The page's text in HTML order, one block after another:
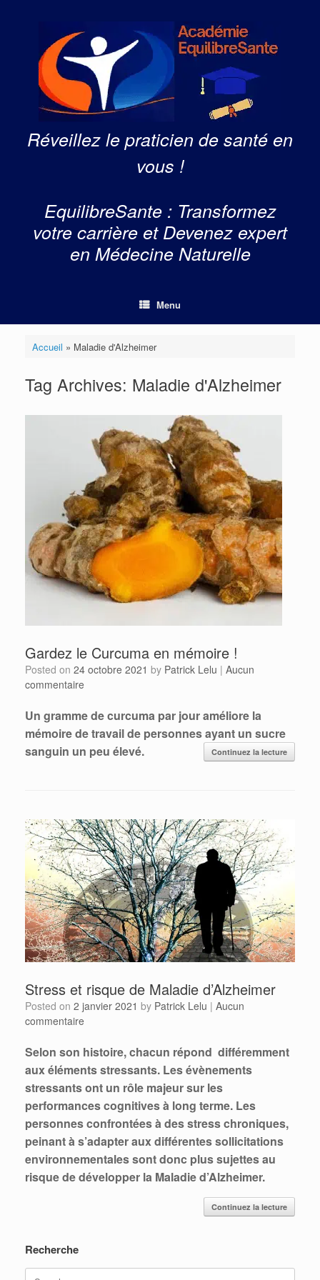
Réveillez le praticien de santé en
vous !
EquilibreSante : Transformez
votre carrière et Devenez expert
en Médecine Naturelle
Menu
Accueil » Maladie d'Alzheimer
Tag Archives: Maladie d'Alzheimer
Gardez le Curcuma en mémoire !
Posted on 24 octobre 2021 by Patrick Lelu | Aucun
commentaire
Un gramme de curcuma par jour améliore la
mémoire de travail de personnes ayant un sucre
sanguin un peu élevé.
Continuez la lecture
Stress et risque de Maladie d’Alzheimer
Posted on 2 janvier 2021 by Patrick Lelu | Aucun
commentaire
Selon son histoire, chacun répond différemment
aux éléments stressants. Les évènements
stressants ont un rôle majeur sur les
performances cognitives à long terme. Les
personnes confrontées à des stress chroniques,
peinant à s’adapter aux différentes sollicitations
environnementales sont donc plus sujettes au
risque de développer la Maladie d’Alzheimer.
Continuez la lecture
Recherche
Search